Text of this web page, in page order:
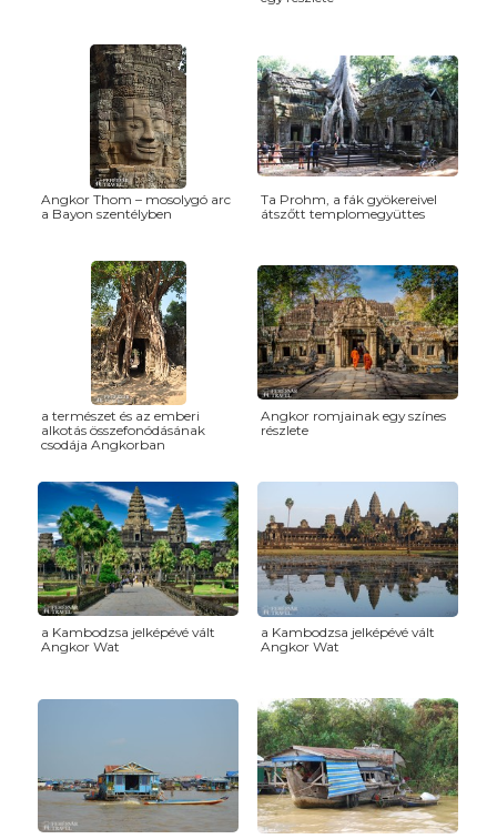
Angkor Thom – mosolygó arc
a Bayon szentélyben
Ta Prohm, a fák gyökereivel
átszőtt templomegyüttes
a természet és az emberi
alkotás összefonódásának
csodája Angkorban
Angkor romjainak egy színes
részlete
a Kambodzsa jelképévé vált
Angkor Wat
a Kambodzsa jelképévé vált
Angkor Wat